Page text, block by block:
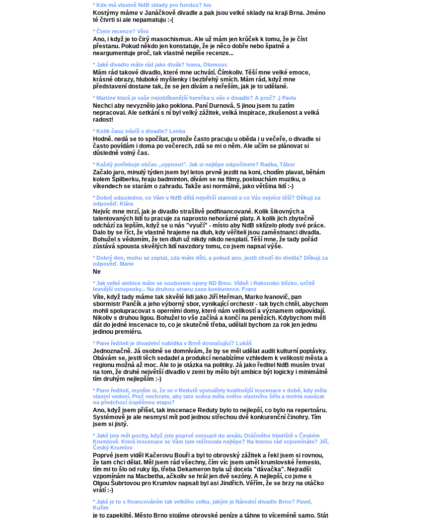
* Kde má vlastně NdB sklady pro fundus? Ivo
Kostýmy máme v Janáčkově divadle a pak jsou velké sklady na kraji Brna. Jméno
té čtvrti si ale nepamatuju :-(
* Čtete recenze? Věra
Ano, i když je to čirý masochismus. Ale už mám jen krůček k tomu, že je číst
přestanu. Pokud někdo jen konstatuje, že je něco dobře nebo špatně a
neargumentuje proč, tak vlastně nepíše recenze...
* Jaké divadlo máte rád jako divák? Ivana, Olomouc
Mám rád takové divadlo, které mne uchvátí. Čímkoliv. Těší mne velké emoce,
krásné obrazy, hluboké myšlenky i bezbřehý smích. Mám rád, když mne
představení dostane tak, že se jen dívám a neřeším, jak je to udělané.
* Martine která je vaše nejoblíbenější herečka u vás v divadle? A proč? .) Pavla
Nechci aby nevyznělo jako poklona. Paní Durnová. S jinou jsem tu zatím
nepracoval. Ale setkání s ní byl velký zážitek, velká inspirace, zkušenost a velká
radost!
* Kolik času trávíš v divadle? Lenka
Hodně. nedá se to spočítat, protože často pracuju u oběda i u večeře, o divadle si
často povídám i doma po večerech, zdá se mi o něm. Ale učím se plánovat si
důsledně volný čas.
* Každý potřebuje občas ,,vypnout". Jak si nejlépe odpočinete? Radka, Tábor
Začalo jaro, minulý týden jsem byl letos prvně jezdit na koni, chodím plavat, běhám
kolem Špilberku, hraju badminton, dívám se na filmy, poslouchám muziku, o
víkendech se starám o zahradu. Takže asi normálně, jako většina lidí :-)
* Dobré odpoledne, co Vám v NdB dělá největší starosti a co Vás nejvíce těší? Děkuji za
odpověď. Klára
Nejvíc mne mrzí, jak je divadlo strašlivě podfinancované. Kolik šikovných a
talentovaných lidí tu pracuje za naprosto nehorázné platy. A kolik jich zbytečně
odchází za lepším, když se u nás "vyučí" - místo aby NdB sklízelo plody své práce.
Dalo by se říct, že vlastně hrajeme na dluh, kdy věřiteli jsou zaměstnanci divadla.
Bohužel s vědomím, že ten dluh už nikdy nikdo nesplatí. Těší mne, že tady pořád
zůstává spousta skvělých lidí navzdory tomu, co jsem napsal výše.
* Dobrý den, mohu se zeptat, zda máte děti, a pokud ano, jestli chodí do divdla? Děkuji za
odpověď. Marie
Ne
* Jak velké ambice máte se souborem opery ND Brno. Vídeň i Rakousko blízko, určitě
levnější vstupenky... Na druhou stranu zase konkurence. Franz
Víte, když tady máme tak skvělé lidi jako Jiří Heřman, Marko Ivanovič, pan
sbormistr Pančík a jeho výborný sbor, vynikající orchestr - tak bych chtěl, abychom
mohli spolupracovat s operními domy, které nám velikostí a významem odpovídají.
Nikoliv s druhou ligou. Bohužel to vše začíná a končí na penězích. Kdybychom měli
dát do jedné inscenace to, co je skutečně třeba, udělali bychom za rok jen jednu
jedinou premiéru.
* Pane řediteli je divadelní nabídka v Brně dostačující? Lukáš
Jednoznačně. Já osobně se domnívám, že by se měl udělat audit kulturní poptávky.
Obávám se, jestli těch sedadel a produkcí nenabízíme vzhledem k velikosti města a
regionu možná až moc. Ale to je otázka na politiky. Já jako ředitel NdB musím trvat
na tom, že druhé největší divadlo v zemi by mělo být ambice být logicky i minimálně
tím druhým nejlepším :-)
* Pane řediteli, myslím si, že se v Redutě vyvtvářely kvalitnější inscenace v době, kdy měla
vlastní vedení. Proč nechcete, aby tato scéna měla svého vlastního šéfa a mohla navázat
na předchozí úspěšnou etapu?
Ano, když jsem přišel, tak inscenace Reduty bylo to nejlepší, co bylo na repertoáru.
Systémově je ale nesmysl mít pod jednou střechou dvě konkurenční činohry. Tím
jsem si jistý.
* Jaké jste měl pocity, když jste poprvé vstoupil do areálu Otáčivého hlediště v Českém
Krumlově. Která inscenace se Vám tam režírovala nejlépe? Na kterou rád vzpomínáte? Jiří,
Český Krumlov
Poprvé jsem viděl Kačerovu Bouři a byl to obrovský zážitek a řekl jsem si rovnou,
že tam chci dělat. Měl jsem rád všechny, čím víc jsem uměl krumlovské řemeslo,
tím mi to šlo od ruky líp, třeba Dekameron byla už docela "dávačka". Nejradši
vzpomínám na Macbetha, ačkoliv se hrál jen dvě sezóny. A nejlepší, co jsme s
Olgou Šubrtovou pro Krumlov napsali byl asi Jindřich. Věřím, že se brzy na otáčko
vrátí :-)
* Jaké je to s financováním tak velkého celku, jakým je Národní divadlo Brno? Pavel,
Kuřim
je to zapeklité. Město Brno stojíme obrovské peníze a táhne to víceméně samo. Stát